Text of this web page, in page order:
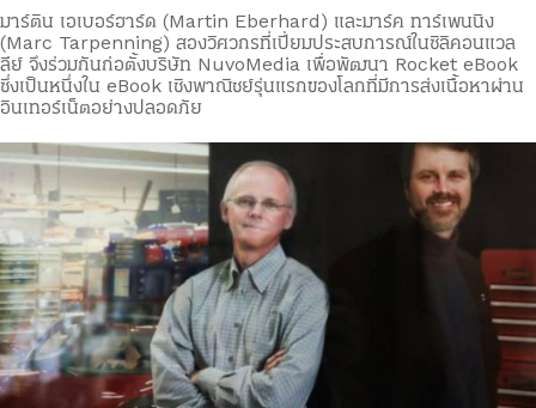
มาร์ติน เอเบอร์ฮาร์ด (Martin Eberhard) และมาร์ค ทาร์เพนนิง
(Marc Tarpenning) สองวิศวกรที่เปี่ยมประสบการณ์ในซิลิคอนแวล
ลีย์ จึงร่วมกันก่อตั้งบริษัท NuvoMedia เพื่อพัฒนา Rocket eBook
ซึ่งเป็นหนึ่งใน eBook เชิงพาณิชย์รุ่นแรกของโลกที่มีการส่งเนื้อหาผ่าน
อินเทอร์เน็ตอย่างปลอดภัย